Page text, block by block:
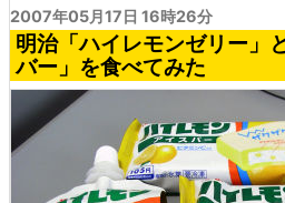
2007年05月17日 16時26分
明治「ハイレモンゼリー」
バー」を食べてみた